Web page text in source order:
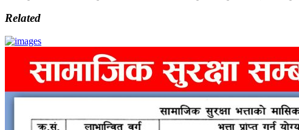
Related